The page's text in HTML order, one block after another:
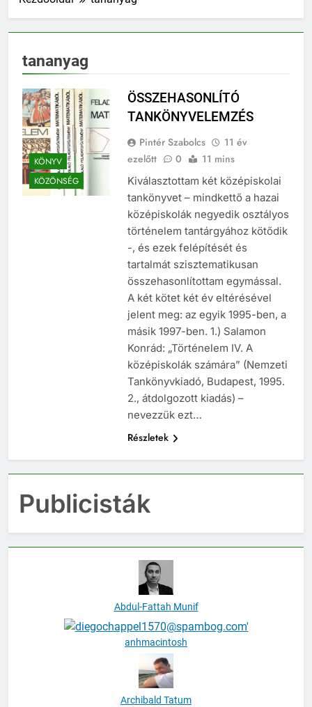
tananyag
KÖNYV
KÖZÖNSÉG
ÖSSZEHASONLÍTÓ
TANKÖNYVELEMZÉS
Pintér Szabolcs
11 év
ezelőtt
0 11 mins
Kiválasztottam két középiskolai
tankönyvet – mindkettő a hazai
középiskolák negyedik osztályos
történelem tantárgyához kötődik
-, és ezek felépítését és
tartalmát szisztematikusan
összehasonlítottam egymással.
A két kötet két év eltérésével
jelent meg: az egyik 1995-ben, a
másik 1997-ben. 1.) Salamon
Konrád: „Történelem IV. A
középiskolák számára” (Nemzeti
Tankönyvkiadó, Budapest, 1995.
2., átdolgozott kiadás) –
nevezzük ezt…
Részletek
Publicisták
Abdul-Fattah Munif
anhmacintosh
Archibald Tatum